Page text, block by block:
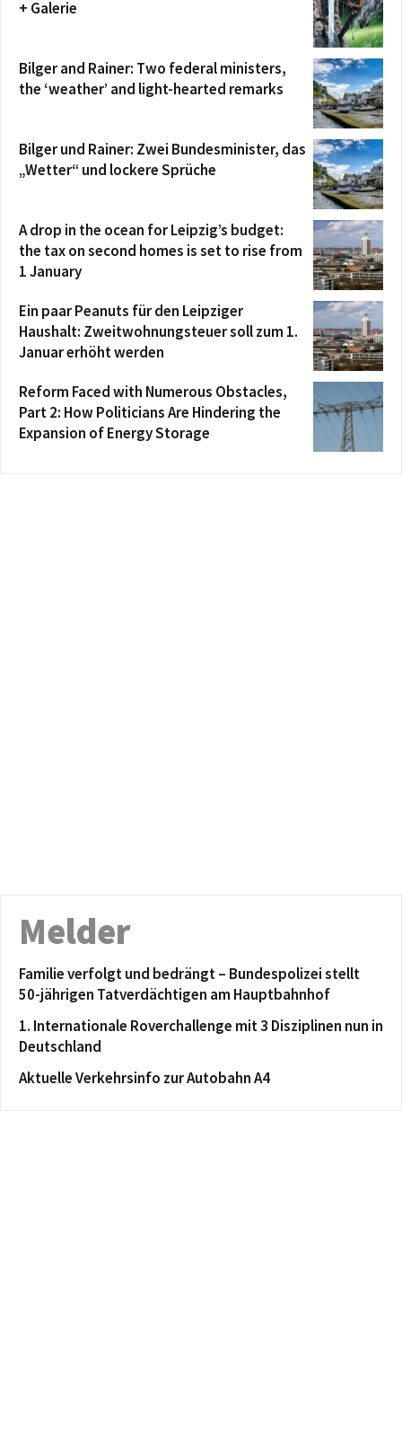
+ Galerie
Bilger and Rainer: Two federal ministers,
the ‘weather’ and light-hearted remarks
Bilger und Rainer: Zwei Bundesminister, das
„Wetter“ und lockere Sprüche
A drop in the ocean for Leipzig’s budget:
the tax on second homes is set to rise from
1 January
Ein paar Peanuts für den Leipziger
Haushalt: Zweitwohnungsteuer soll zum 1.
Januar erhöht werden
Reform Faced with Numerous Obstacles,
Part 2: How Politicians Are Hindering the
Expansion of Energy Storage
Melder
Familie verfolgt und bedrängt – Bundespolizei stellt
50-jährigen Tatverdächtigen am Hauptbahnhof
1. Internationale Roverchallenge mit 3 Disziplinen nun in
Deutschland
Aktuelle Verkehrsinfo zur Autobahn A4